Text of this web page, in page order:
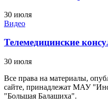
30 июля
Видео
Телемедицинские
30 июля
Все права на материалы,
сайте, принадлежат МАУ
"Большая Балашиха".